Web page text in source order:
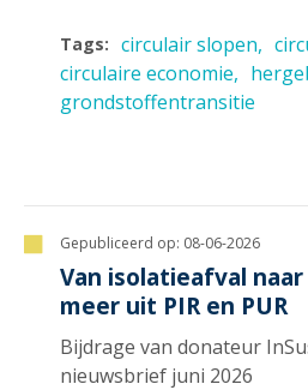
Tags: circulair slopen
circulaire economie
grondstoffentransitie
Gepubliceerd op: 08-06-2026
Van isolatieafval
meer uit PIR en PUR
Bijdrage van donateur
nieuwsbrief juni 2026